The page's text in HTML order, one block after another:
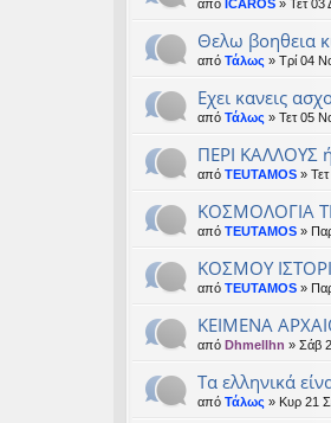
από ICAROS » Τετ 03
Θελω βοηθεια
από Τάλως » Τρί 04
Εχει κανεις
από Τάλως » Τετ 05
ΠΕΡΙ ΚΑΛΛΟΥΣ
από TEUTAMOS »
KOΣΜΟΛΟΓΙΑ
από TEUTAMOS »
ΚΟΣΜΟΥ
από TEUTAMOS »
ΚΕΙΜΕΝΑ
από Dhmellhn » Σάβ
Τα ελληνικά
από Τάλως » Κυρ 21